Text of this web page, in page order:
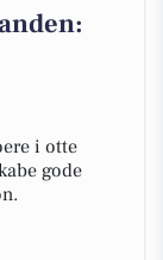
i otte
gode